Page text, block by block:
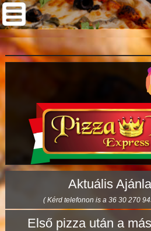
Aktuális
( Kérd telefonon is a 36 30 270
Első pizza után a